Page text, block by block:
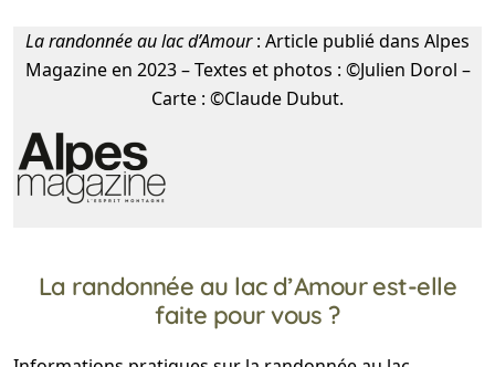
La randonnée au lac d’Amour: Article publié dans Alpes
Magazine en 2023 – Textes et photos : ©Julien Dorol –
Carte : ©Claude Dubut.
La randonnée au lac d’Amour est-elle
faite pour vous ?